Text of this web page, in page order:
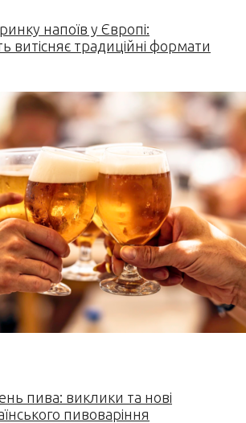
напоїв у Європі:
витісняє традиційні формати
пива: виклики та нові
пивоваріння